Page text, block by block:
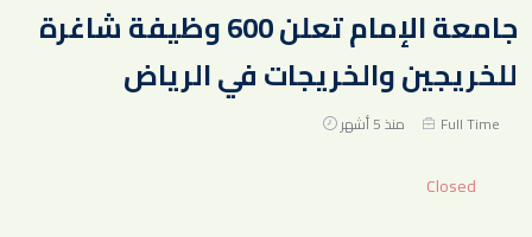
جامعة الإمام تعلن 600 وظيفة شاغرة
للخريجين والخريجات في الرياض
Full Time منذ 5 أشهر
Closed